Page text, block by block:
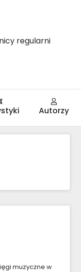
regularni
Autorzy
muzyczne w